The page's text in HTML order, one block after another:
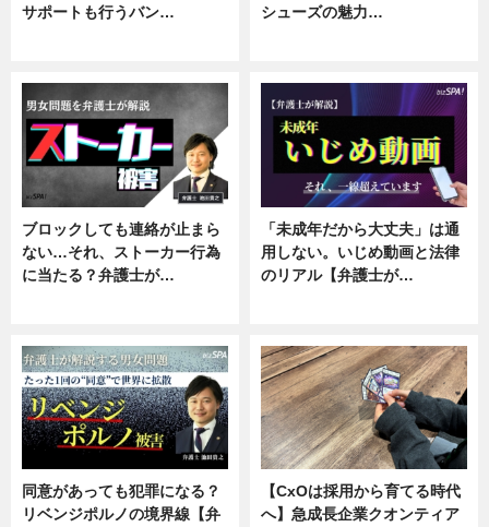
サポートも行うバン…
シューズの魅力…
ブロックしても連絡が止まら
ない…それ、ストーカー行為
に当たる？弁護士が…
「未成年だから大丈夫」は通
用しない。いじめ動画と法律
のリアル【弁護士が…
同意があっても犯罪になる？
リベンジポルノの境界線【弁
【CxOは採用から育てる時代
へ】急成長企業クオンティア